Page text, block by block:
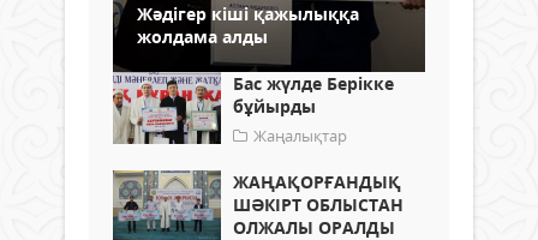
Жәдігер кіші қажылыққа
жолдама алды
Бас жүлде Берікке
бұйырды
Жаңалықтар
ЖАҢАҚОРҒАНДЫҚ
ШӘКІРТ ОБЛЫСТАН
ОЛЖАЛЫ ОРАЛДЫ